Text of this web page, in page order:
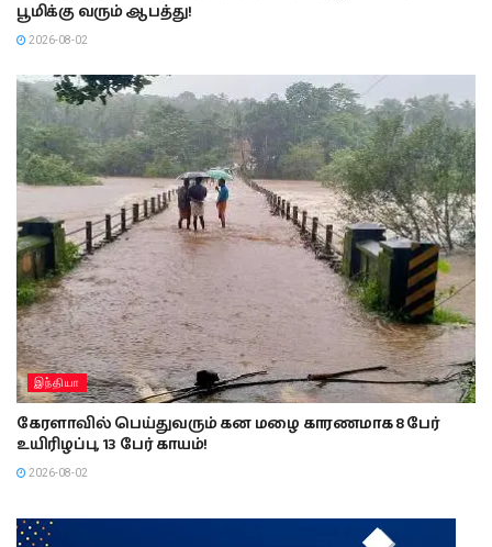
பூமிக்கு வரும் ஆபத்து!
2026-08-02
இந்தியா
கேரளாவில் பெய்துவரும் கன மழை காரணமாக 8 பேர்
உயிரிழப்பு, 13 பேர் காயம்!
2026-08-02